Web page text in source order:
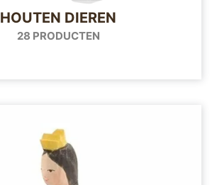
HOUTEN DIEREN
28 PRODUCTEN